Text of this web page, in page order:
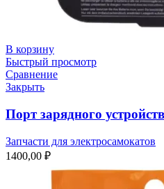
В корзину
Быстрый просмотр
Сравнение
Закрыть
Порт зарядного
Запчасти для электросамокатов
1400,00 ₽